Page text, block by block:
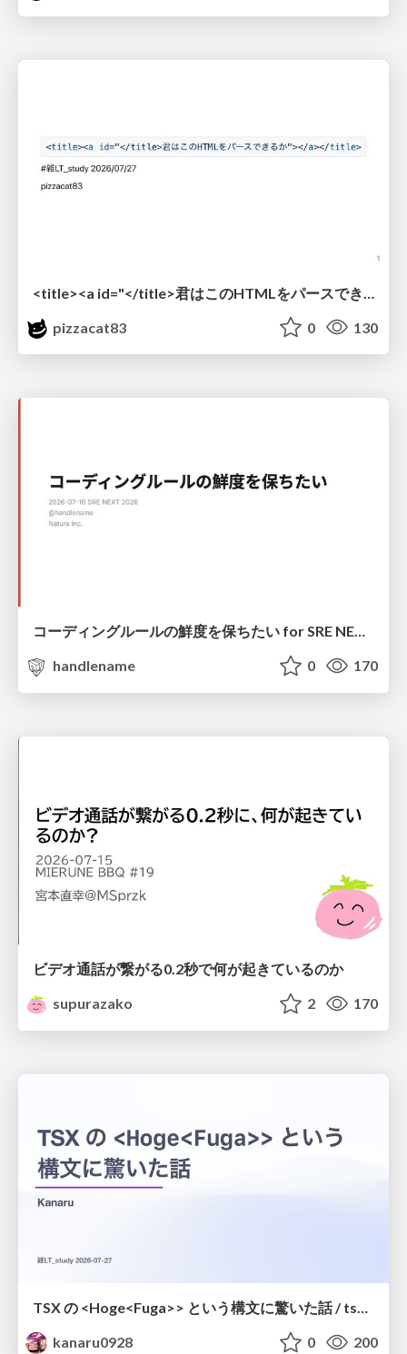
pizzacat83
0 130
コーディングルールの鮮度を保ちたい for SRE NEXT 2026 / keep-fresh-go-internal-conventions-sre-next-2026
handlename
0 170
ビデオ通話が繋がる0.2秒で何が起きているのか
supurazako
2 170
kanaru0928
0 200